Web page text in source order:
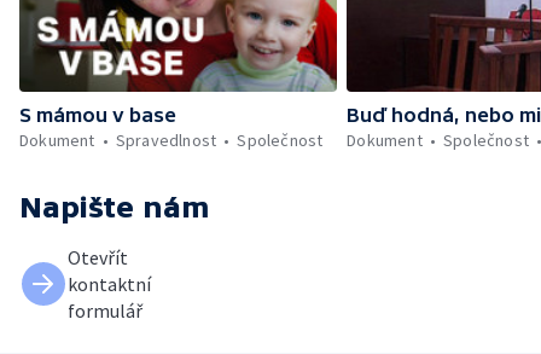
S mámou v base
Dokument
Spravedlnost Společnost
Buď hodná, nebo
Dokument
Společnost
Napište nám
Otevřít
kontaktní
formulář